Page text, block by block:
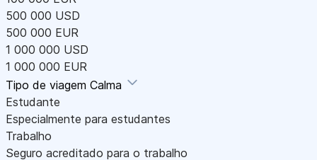
500 000 USD
500 000 EUR
1 000 000 USD
1 000 000 EUR
Tipo de viagem Calma
Estudante
Especialmente para estudantes
Trabalho
Seguro acreditado para o trabalho